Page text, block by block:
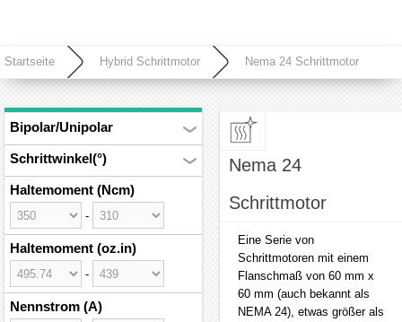
Startseite Hybrid Schrittmotor Nema 24 Schrittmotor
Bipolar/Unipolar
Schrittwinkel(°)
Haltemoment (Ncm)
-
Haltemoment (oz.in)
-
Nennstrom (A)
Nema 24
Schrittmotor
Eine Serie von
Schrittmotoren mit einem
Flanschmaß von 60 mm x
60 mm (auch bekannt als
NEMA 24), etwas größer als